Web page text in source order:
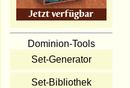
Dominion-Tools
Set-Generator
Set-Bibliothek